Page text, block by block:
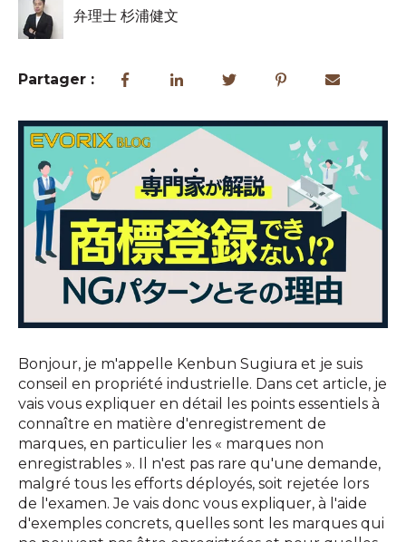
弁理士 杉浦健文
Partager :
Bonjour, je m'appelle Kenbun Sugiura et je suis
conseil en propriété industrielle. Dans cet article, je
vais vous expliquer en détail les points essentiels à
connaître en matière d'enregistrement de
marques, en particulier les « marques non
enregistrables ». Il n'est pas rare qu'une demande,
malgré tous les efforts déployés, soit rejetée lors
de l'examen. Je vais donc vous expliquer, à l'aide
d'exemples concrets, quelles sont les marques qui